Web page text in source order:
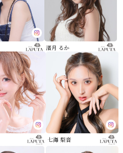
渚月 るか
七海 梨音